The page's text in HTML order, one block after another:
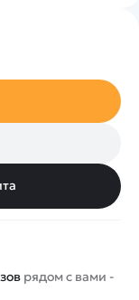
рядом с вами -